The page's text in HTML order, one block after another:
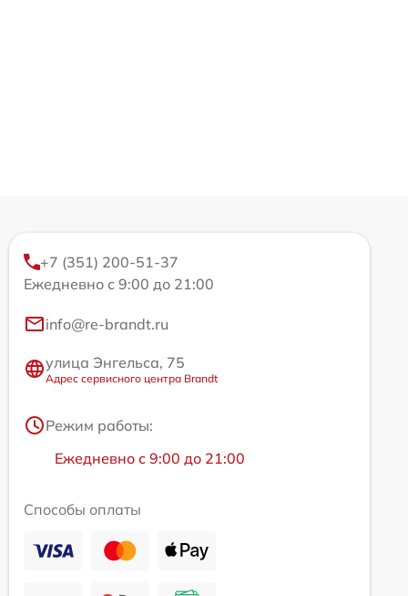
+7 (351) 200-51-37
Ежедневно с 9:00 до 21:00
info@re-brandt.ru
улица Энгельса, 75
Адрес сервисного центра Brandt
Режим работы:
Ежедневно с 9:00 до 21:00
Способы оплаты